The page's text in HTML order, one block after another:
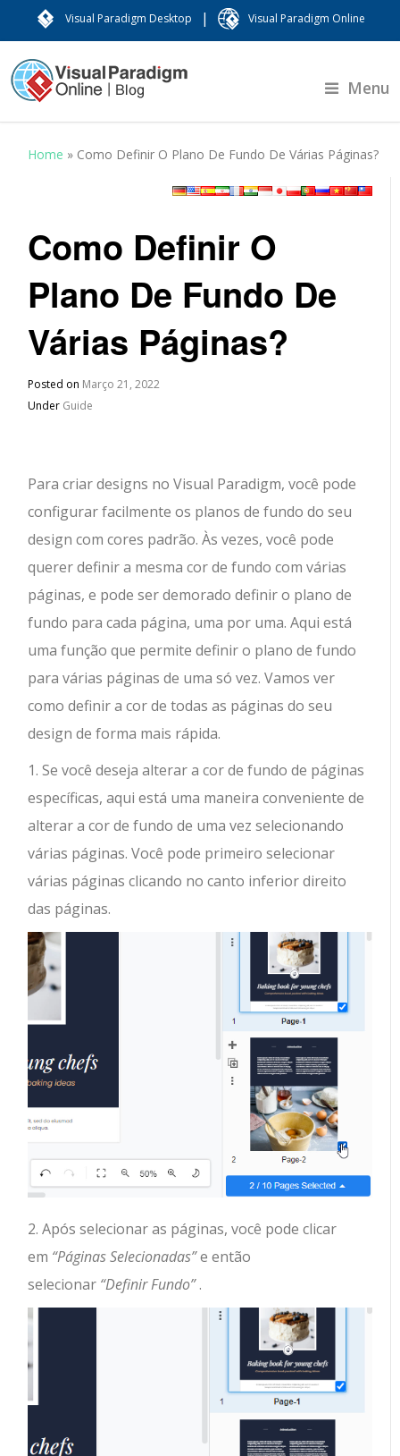
Visual Paradigm Desktop | Visual Paradigm Online
Menu
Home » Como Definir O Plano De Fundo De Várias Páginas?
Como Definir O
Plano De Fundo De
Várias Páginas?
Posted on Março 21, 2022
Under Guide
Para criar designs no Visual Paradigm, você pode
configurar facilmente os planos de fundo do seu
design com cores padrão. Às vezes, você pode
querer definir a mesma cor de fundo com várias
páginas, e pode ser demorado definir o plano de
fundo para cada página, uma por uma. Aqui está
uma função que permite definir o plano de fundo
para várias páginas de uma só vez. Vamos ver
como definir a cor de todas as páginas do seu
design de forma mais rápida.
1. Se você deseja alterar a cor de fundo de páginas
específicas, aqui está uma maneira conveniente de
alterar a cor de fundo de uma vez selecionando
várias páginas. Você pode primeiro selecionar
várias páginas clicando no canto inferior direito
das páginas.
2. Após selecionar as páginas, você pode clicar
em “Páginas Selecionadas”e então
selecionar “Definir Fundo”.